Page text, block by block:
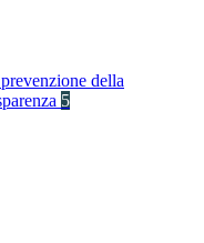
della
5